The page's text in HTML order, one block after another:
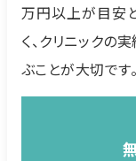
万円以上が目安
く、クリニックの
ぶことが大切です。